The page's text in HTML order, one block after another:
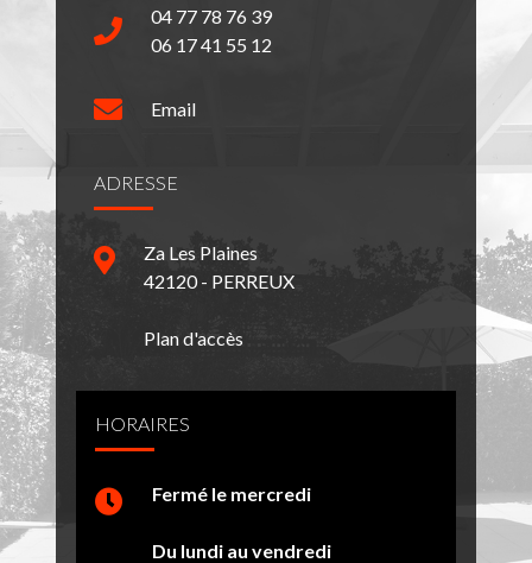
04 77 78 76 39
06 17 41 55 12
Email
ADRESSE
Za Les Plaines
42120 - PERREUX
Plan d'accès
HORAIRES
Fermé le mercredi
Du lundi au vendredi